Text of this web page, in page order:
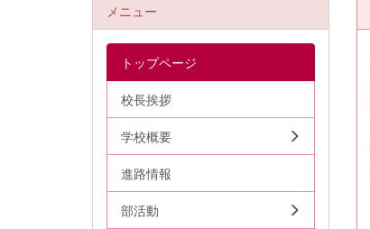
メニュー
トップページ
校長挨拶
学校概要
進路情報
部活動